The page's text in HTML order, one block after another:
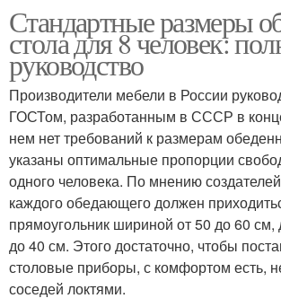
Стандартные размеры
стола для 8 человек:
руководство
Производители мебели в России
ГОСТом, разработанным в СССР в
нем нет требований к размерам
указаны оптимальные пропорции
одного человека. По мнению
каждого обедающего должен
прямоугольник шириной от 50 до 60
до 40 см. Этого достаточно, чтобы
столовые приборы, с комфортом есть,
соседей локтями.